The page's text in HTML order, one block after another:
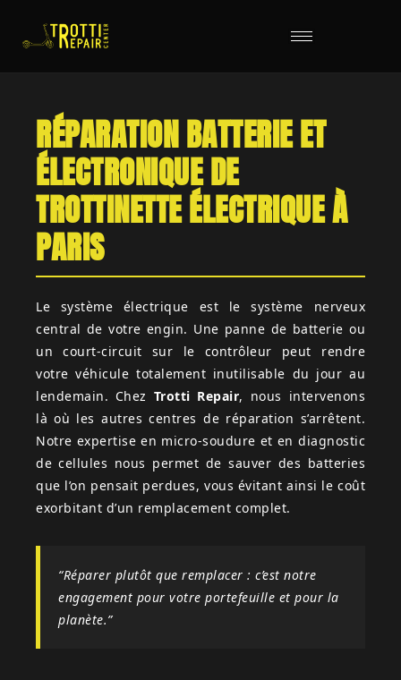
RÉPARATION BATTERIE ET
ÉLECTRONIQUE DE
TROTTINETTE ÉLECTRIQUE À
PARIS
Le système électrique est le système nerveux
central de votre engin. Une panne de batterie ou
un court-circuit sur le contrôleur peut rendre
votre véhicule totalement inutilisable du jour au
lendemain. Chez Trotti Repair, nous intervenons
là où les autres centres de réparation s’arrêtent.
Notre expertise en micro-soudure et en diagnostic
de cellules nous permet de sauver des batteries
que l’on pensait perdues, vous évitant ainsi le coût
exorbitant d’un remplacement complet.
“Réparer plutôt que remplacer : c’est notre
engagement pour votre portefeuille et pour la
planète.”